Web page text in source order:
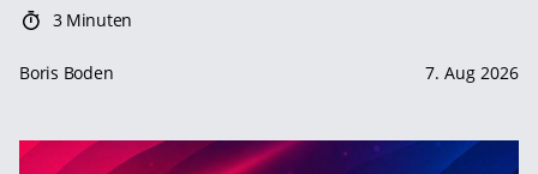
3 Minuten
Boris Boden 7. Aug 2026